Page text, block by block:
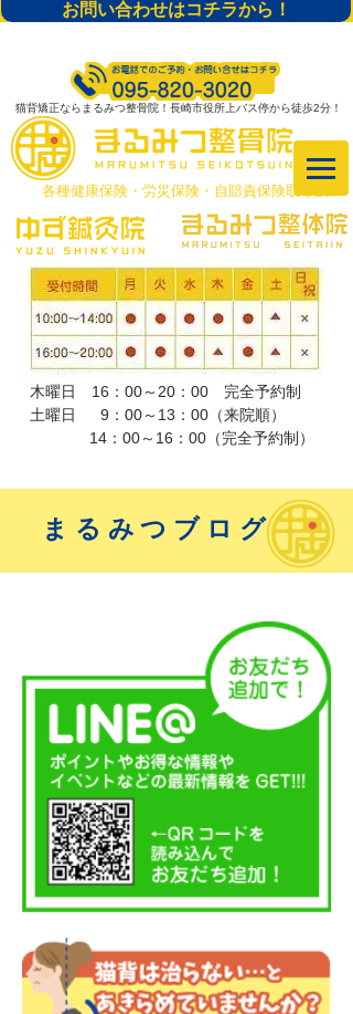
お問い合わせはコチラから！
猫背矯正ならまるみつ整骨院！長崎市役所上バス停から徒歩2分！
​各種健康保険・労災保険・自賠責保険取り扱い
木曜日 16：00～20：00 完全予約制
土曜日 9：00～13：00（来院順）
​ 14：00～16：00（完全予約制）
まるみつブログ